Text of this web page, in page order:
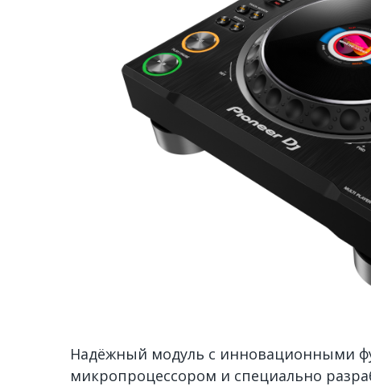
Надёжный модуль с инновационными
микропроцессором и специально